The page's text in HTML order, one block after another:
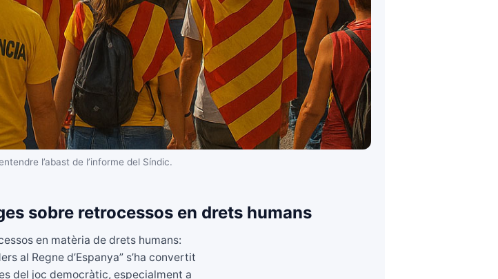
l’abast de l’informe del Síndic.
sobre retrocessos en drets humans
en matèria de drets humans:
al Regne d’Espanya” s’ha convertit
del joc democràtic, especialment a